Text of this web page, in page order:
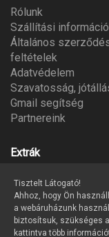
Rólunk
Szállítási
Általános
feltételek
Adatvédelem
Szavatosság,
Gmail segítség
Partnereink
Extrák
Ajándék utalvány
Partner program
Tisztelt Látogató!
Ahhoz, hogy Ön
a webáruházunk
biztosítsuk, szükséges
kattintva több